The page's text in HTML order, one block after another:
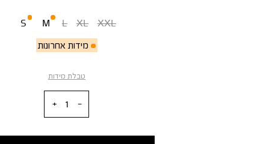
S
מידות אחרונות
M L XL XXL
טבלת מידות